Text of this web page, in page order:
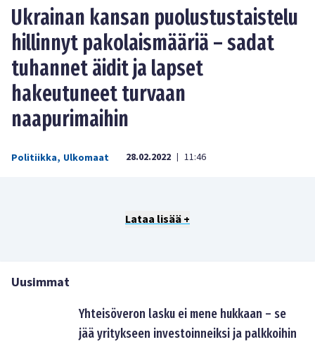
Ukrainan kansan puolustustaistelu
hillinnyt pakolaismääriä – sadat
tuhannet äidit ja lapset
hakeutuneet turvaan
naapurimaihin
Politiikka, Ulkomaat 28.02.2022 | 11:46
Lataa lisää +
Uusimmat
Yhteisöveron lasku ei mene hukkaan – se
jää yritykseen investoinneiksi ja palkkoihin